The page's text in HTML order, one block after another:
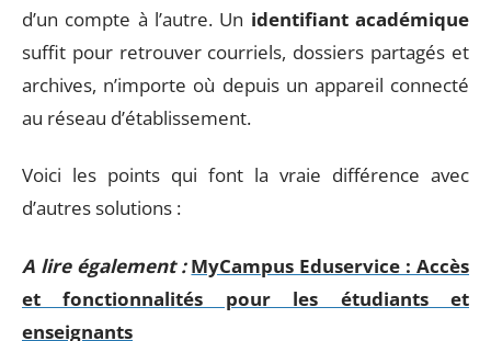
d’un compte à l’autre. Un identifiant académique
suffit pour retrouver courriels, dossiers partagés et
archives, n’importe où depuis un appareil connecté
au réseau d’établissement.
Voici les points qui font la vraie différence avec
d’autres solutions :
A lire également : MyCampus Eduservice : Accès
et fonctionnalités pour les étudiants et
enseignants